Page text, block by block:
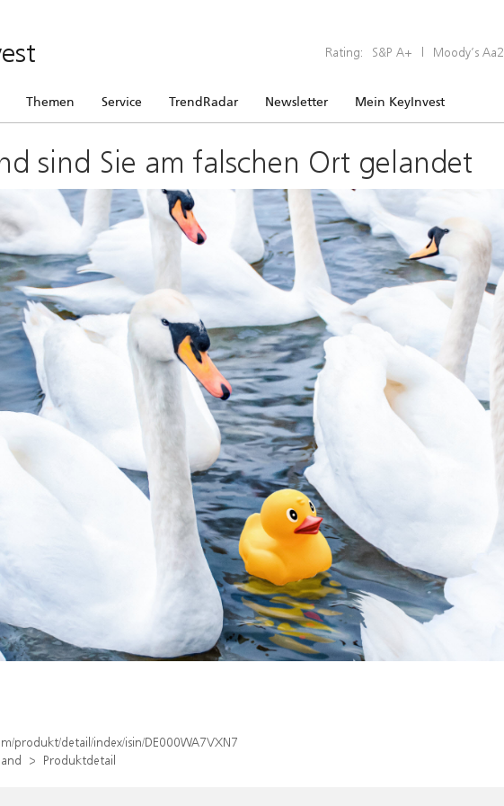
Rating: S&P A+ | Moody’s Aa2
Themen Service TrendRadar Newsletter Mein KeyInvest
sind Sie am falschen Ort gelandet
produkt/detail/index/isin/DE000WA7VXN7
Produktdetail